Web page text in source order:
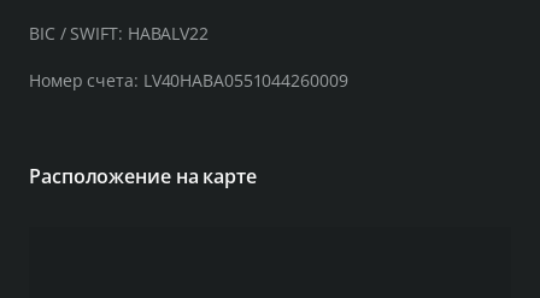
BIC / SWIFT: HABALV22
Номер счета: LV40HABA0551044260009
Расположение на карте